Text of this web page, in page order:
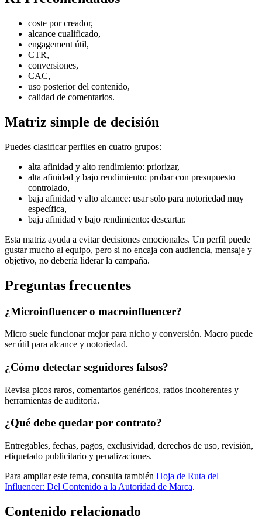
coste por creador,
alcance cualificado,
engagement útil,
CTR,
conversiones,
CAC,
uso posterior del contenido,
calidad de comentarios.
Matriz simple de decisión
Puedes clasificar perfiles en cuatro grupos:
alta afinidad y alto rendimiento: priorizar,
alta afinidad y bajo rendimiento: probar con presupuesto
controlado,
baja afinidad y alto alcance: usar solo para notoriedad muy
específica,
baja afinidad y bajo rendimiento: descartar.
Esta matriz ayuda a evitar decisiones emocionales. Un perfil puede
gustar mucho al equipo, pero si no encaja con audiencia, mensaje y
objetivo, no debería liderar la campaña.
Preguntas frecuentes
¿Microinfluencer o macroinfluencer?
Micro suele funcionar mejor para nicho y conversión. Macro puede
ser útil para alcance y notoriedad.
¿Cómo detectar seguidores falsos?
Revisa picos raros, comentarios genéricos, ratios incoherentes y
herramientas de auditoría.
¿Qué debe quedar por contrato?
Entregables, fechas, pagos, exclusividad, derechos de uso, revisión,
etiquetado publicitario y penalizaciones.
Para ampliar este tema, consulta también Hoja de Ruta del
Influencer: Del Contenido a la Autoridad de Marca.
Contenido relacionado